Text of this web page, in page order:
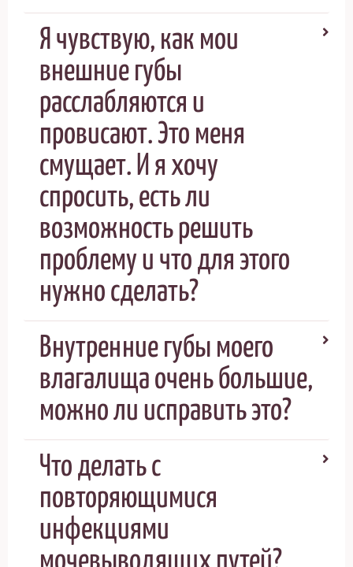
Я чувствую, как мои
внешние губы
расслабляются и
провисают. Это меня
смущает. И я хочу
спросить, есть ли
возможность решить
проблему и что для этого
нужно сделать?
Внутренние губы моего
влагалища очень большие,
можно ли исправить это?
Что делать с
повторяющимися
инфекциями